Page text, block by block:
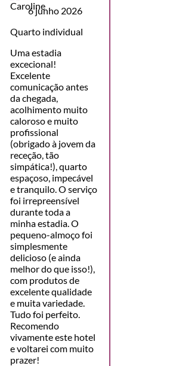
6 junho 2026
Quarto individual
Uma estadia
excecional!
Excelente
comunicação antes
da chegada,
acolhimento muito
caloroso e muito
profissional
(obrigado à jovem da
receção, tão
simpática!), quarto
espaçoso, impecável
e tranquilo. O serviço
foi irrepreensível
durante toda a
minha estadia. O
pequeno-almoço foi
simplesmente
delicioso (e ainda
melhor do que isso!),
com produtos de
excelente qualidade
e muita variedade.
Tudo foi perfeito.
Recomendo
vivamente este hotel
e voltarei com muito
prazer!